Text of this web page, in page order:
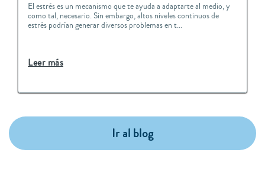
El estrés es un mecanismo que te ayuda a adaptarte al medio, y
como tal, necesario. Sin embargo, altos niveles continuos de
estrés podrían generar diversos problemas en t...
Leer más
Ir al blog